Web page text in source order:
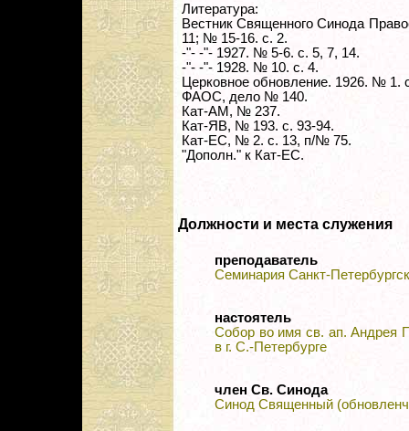
Литература:
Вестник Священного Синода
11; № 15-16. с. 2.
-"- -"- 1927. № 5-6. с. 5, 7, 14.
-"- -"- 1928. № 10. с. 4.
Церковное обновление. 1926. № 1.
ФАОС, дело № 140.
Кат-АМ, № 237.
Кат-ЯВ, № 193. с. 93-94.
Кат-ЕС, № 2. с. 13, п/№ 75.
"Дополн." к Кат-ЕС.
Должности и места служения
преподаватель
Семинария Санкт-
настоятель
Собор во имя св. ап. Андрея
в г. С.-Петербурге
член Св. Синода
Синод Священный